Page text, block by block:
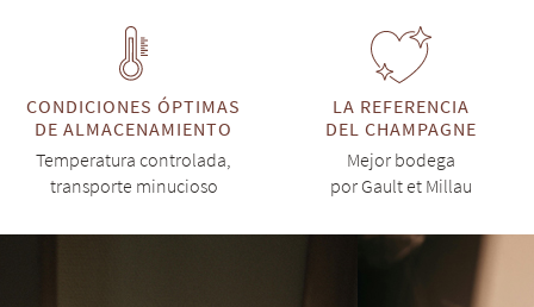
CONDICIONES ÓPTIMAS
DE ALMACENAMIENTO
Temperatura controlada,
transporte minucioso
LA REFERENCIA
DEL CHAMPAGNE
Mejor bodega
por Gault et Millau